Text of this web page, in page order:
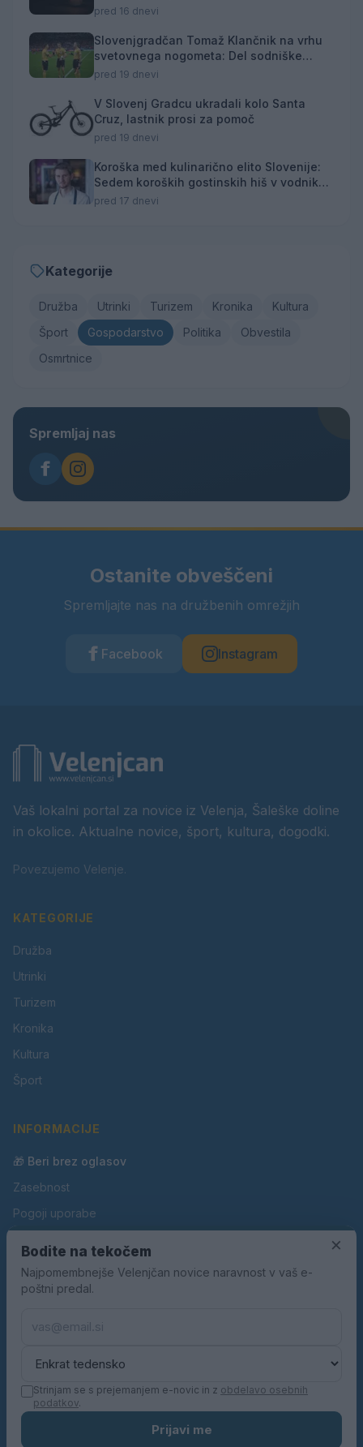
osumljenca
pred 16 dnevi
Slovenjgradčan Tomaž Klančnik na vrhu
svetovnega nogometa: Del sodniške
ekipe za finale svetovnega prvenstva
pred 19 dnevi
V Slovenj Gradcu ukradali kolo Santa
Cruz, lastnik prosi za pomoč
pred 19 dnevi
Koroška med kulinarično elito Slovenije:
Sedem koroških gostinskih hiš v vodniku
Falstaff 2026
pred 17 dnevi
Kategorije
Družba Utrinki Turizem Kronika
Kultura
Šport
Gospodarstvo Politika
Obvestila
Osmrtnice
Spremljaj nas
Ostanite obveščeni
Spremljajte nas na družbenih omrežjih
Facebook Instagram
Vaš lokalni portal za novice iz Velenja, Šaleške doline
in okolice. Aktualne novice, šport, kultura, dogodki.
Povezujemo Velenje.
KATEGORIJE
Družba
Utrinki
Turizem
Kronika
Kultura
Šport
INFORMACIJE
🎁 Beri brez oglasov
Zasebnost
Pogoji uporabe
Oglaševanje
Kontakt
KN MEDIA d.o.o.
×
Bodite na tekočem
Najpomembnejše Velenjčan novice naravnost v vaš e-
poštni predal.
Strinjam se s prejemanjem e-novic in z obdelavo osebnih
podatkov.
Prijavi me